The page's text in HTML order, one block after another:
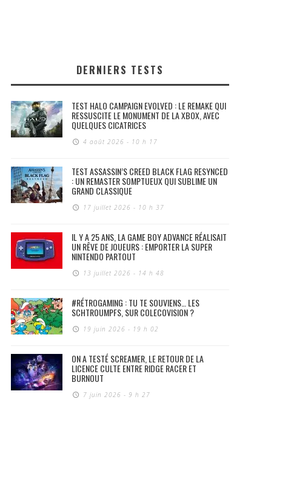
DERNIERS TESTS
TEST HALO CAMPAIGN EVOLVED : LE REMAKE QUI
RESSUSCITE LE MONUMENT DE LA XBOX, AVEC
QUELQUES CICATRICES
4 août 2026 - 10 h 17
TEST ASSASSIN’S CREED BLACK FLAG RESYNCED
: UN REMASTER SOMPTUEUX QUI SUBLIME UN
GRAND CLASSIQUE
17 juillet 2026 - 10 h 37
IL Y A 25 ANS, LA GAME BOY ADVANCE RÉALISAIT
UN RÊVE DE JOUEURS : EMPORTER LA SUPER
NINTENDO PARTOUT
13 juillet 2026 - 14 h 48
#RÉTROGAMING : TU TE SOUVIENS… LES
SCHTROUMPFS, SUR COLECOVISION ?
19 juin 2026 - 19 h 02
ON A TESTÉ SCREAMER, LE RETOUR DE LA
LICENCE CULTE ENTRE RIDGE RACER ET
BURNOUT
7 juin 2026 - 9 h 27